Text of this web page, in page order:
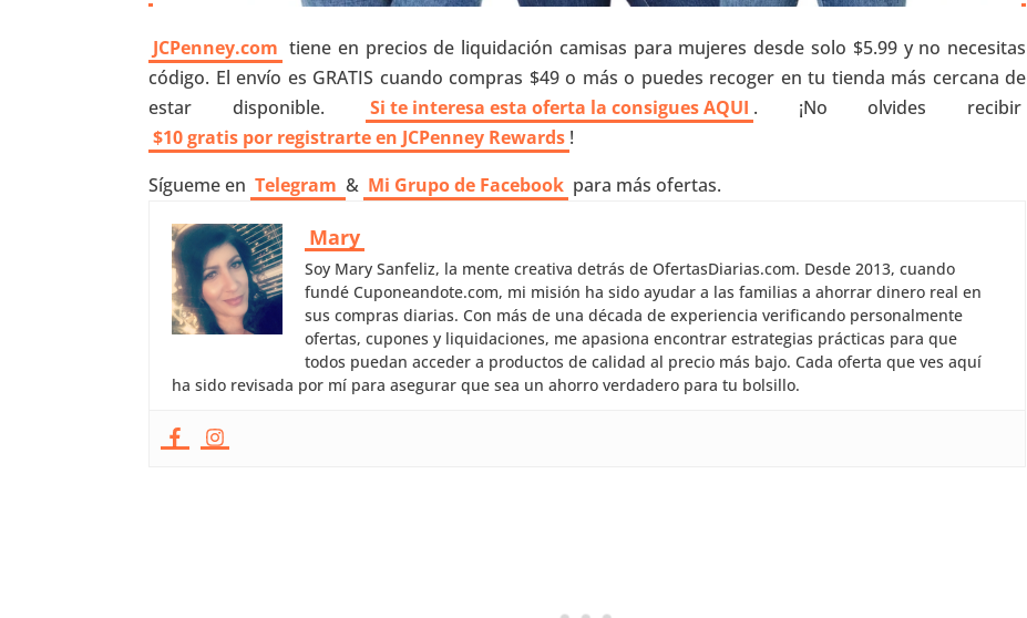
JCPenney.com tiene en precios de liquidación camisas para mujeres desde solo $5.99 y no necesitas
código. El envío es GRATIS cuando compras $49 o más o puedes recoger en tu tienda más cercana de
estar disponible.
Si te interesa esta oferta la consigues AQUI . ¡No olvides recibir
$10 gratis por registrarte en JCPenney Rewards !
Sígueme en Telegram & Mi Grupo de Facebook para más ofertas.
Mary
Soy Mary Sanfeliz, la mente creativa detrás de OfertasDiarias.com. Desde 2013, cuando
fundé Cuponeandote.com, mi misión ha sido ayudar a las familias a ahorrar dinero real en
sus compras diarias. Con más de una década de experiencia verificando personalmente
ofertas, cupones y liquidaciones, me apasiona encontrar estrategias prácticas para que
todos puedan acceder a productos de calidad al precio más bajo. Cada oferta que ves aquí
ha sido revisada por mí para asegurar que sea un ahorro verdadero para tu bolsillo.